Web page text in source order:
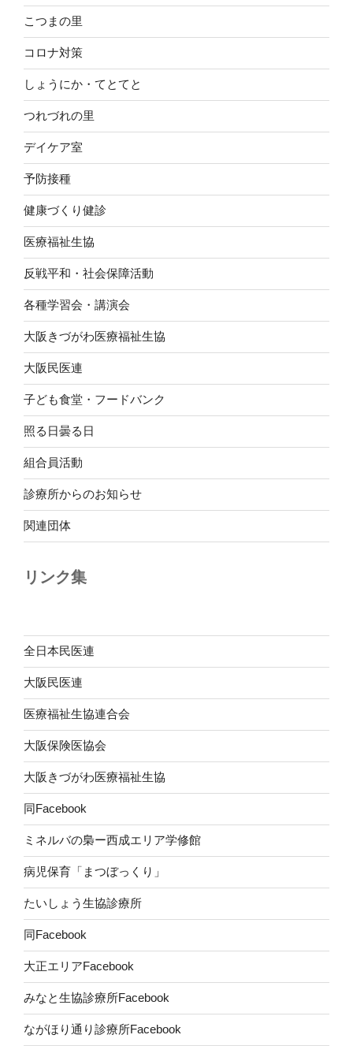
こつまの里
コロナ対策
しょうにか・てとてと
つれづれの里
デイケア室
予防接種
健康づくり健診
医療福祉生協
反戦平和・社会保障活動
各種学習会・講演会
大阪きづがわ医療福祉生協
大阪民医連
子ども食堂・フードバンク
照る日曇る日
組合員活動
診療所からのお知らせ
関連団体
リンク集
全日本民医連
大阪民医連
医療福祉生協連合会
大阪保険医協会
大阪きづがわ医療福祉生協
同Facebook
ミネルバの梟ー西成エリア学修館
病児保育「まつぼっくり」
たいしょう生協診療所
同Facebook
大正エリアFacebook
みなと生協診療所Facebook
ながほり通り診療所Facebook